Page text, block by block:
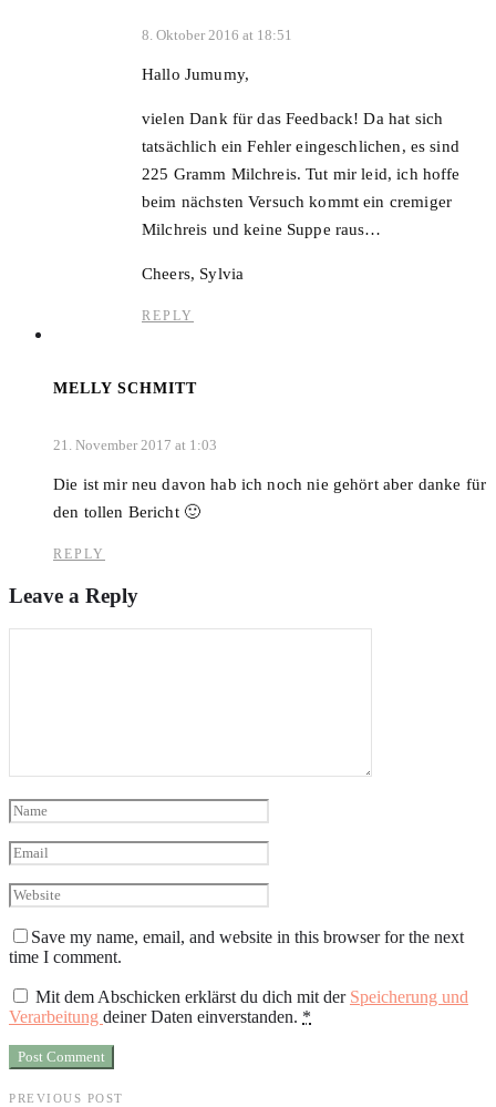
8. Oktober 2016 at 18:51
Hallo Jumumy,
vielen Dank für das Feedback! Da hat sich
tatsächlich ein Fehler eingeschlichen, es sind
225 Gramm Milchreis. Tut mir leid, ich hoffe
beim nächsten Versuch kommt ein cremiger
Milchreis und keine Suppe raus…
Cheers, Sylvia
REPLY
MELLY SCHMITT
21. November 2017 at 1:03
Die ist mir neu davon hab ich noch nie gehört aber danke für
den tollen Bericht 🙂
REPLY
Leave a Reply
Save my name, email, and website in this browser for the next
time I comment.
Mit dem Abschicken erklärst du dich mit der Speicherung und
Verarbeitung deiner Daten einverstanden. *
PREVIOUS POST